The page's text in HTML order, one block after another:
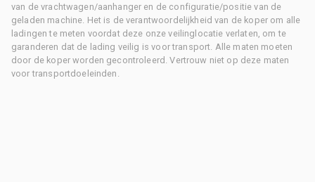
van de vrachtwagen/aanhanger en de configuratie/positie van de
geladen machine. Het is de verantwoordelijkheid van de koper om alle
ladingen te meten voordat deze onze veilinglocatie verlaten, om te
garanderen dat de lading veilig is voor transport. Alle maten moeten
door de koper worden gecontroleerd. Vertrouw niet op deze maten
voor transportdoeleinden.